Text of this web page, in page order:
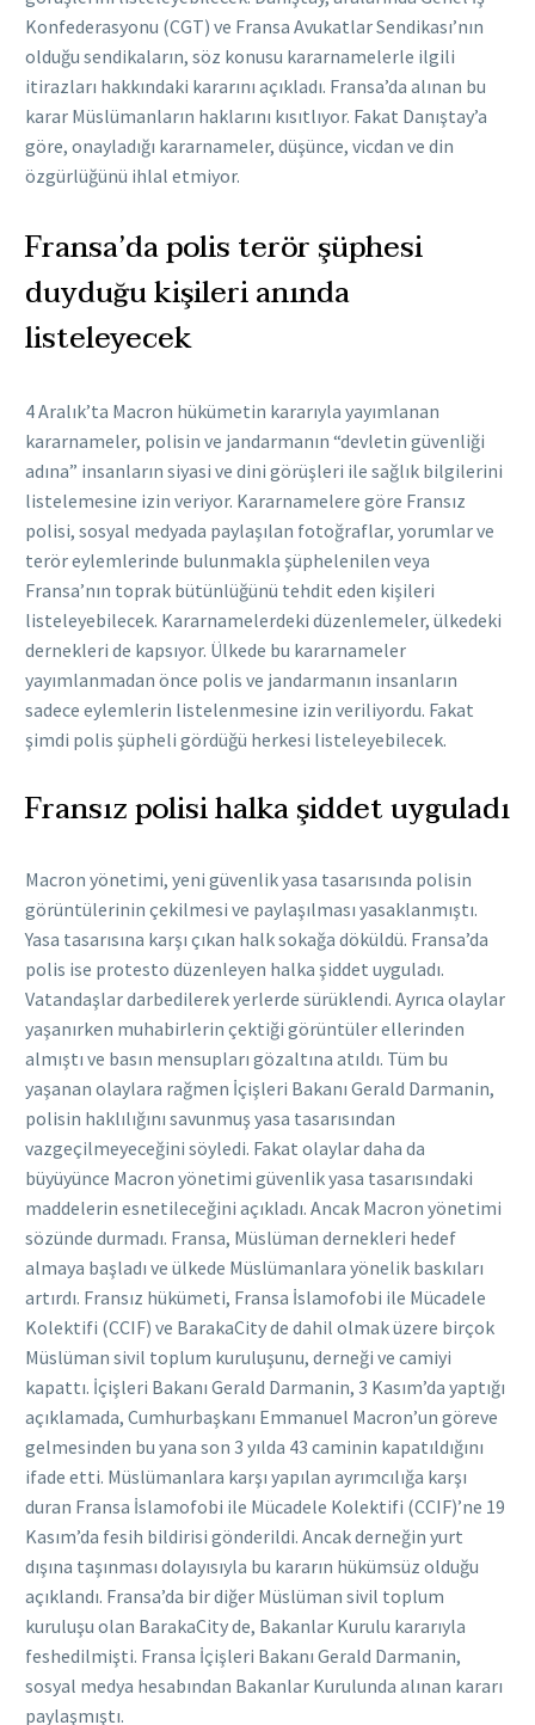
Konfederasyonu (CGT) ve Fransa Avukatlar Sendikası’nın
olduğu sendikaların, söz konusu kararnamelerle ilgili
itirazları hakkındaki kararını açıkladı. Fransa’da alınan bu
karar Müslümanların haklarını kısıtlıyor. Fakat Danıştay’a
göre, onayladığı kararnameler, düşünce, vicdan ve din
özgürlüğünü ihlal etmiyor.
Fransa’da polis terör şüphesi
duyduğu kişileri anında
listeleyecek
4 Aralık’ta Macron hükümetin kararıyla yayımlanan
kararnameler, polisin ve jandarmanın “devletin güvenliği
adına” insanların siyasi ve dini görüşleri ile sağlık bilgilerini
listelemesine izin veriyor. Kararnamelere göre Fransız
polisi, sosyal medyada paylaşılan fotoğraflar, yorumlar ve
terör eylemlerinde bulunmakla şüphelenilen veya
Fransa’nın toprak bütünlüğünü tehdit eden kişileri
listeleyebilecek. Kararnamelerdeki düzenlemeler, ülkedeki
dernekleri de kapsıyor. Ülkede bu kararnameler
yayımlanmadan önce polis ve jandarmanın insanların
sadece eylemlerin listelenmesine izin veriliyordu. Fakat
şimdi polis şüpheli gördüğü herkesi listeleyebilecek.
Fransız polisi halka şiddet uyguladı
Macron yönetimi, yeni güvenlik yasa tasarısında polisin
görüntülerinin çekilmesi ve paylaşılması yasaklanmıştı.
Yasa tasarısına karşı çıkan halk sokağa döküldü. Fransa’da
polis ise protesto düzenleyen halka şiddet uyguladı.
Vatandaşlar darbedilerek yerlerde sürüklendi. Ayrıca olaylar
yaşanırken muhabirlerin çektiği görüntüler ellerinden
almıştı ve basın mensupları gözaltına atıldı. Tüm bu
yaşanan olaylara rağmen İçişleri Bakanı Gerald Darmanin,
polisin haklılığını savunmuş yasa tasarısından
vazgeçilmeyeceğini söyledi. Fakat olaylar daha da
büyüyünce Macron yönetimi güvenlik yasa tasarısındaki
maddelerin esnetileceğini açıkladı. Ancak Macron yönetimi
sözünde durmadı. Fransa, Müslüman dernekleri hedef
almaya başladı ve ülkede Müslümanlara yönelik baskıları
artırdı. Fransız hükümeti, Fransa İslamofobi ile Mücadele
Kolektifi (CCIF) ve BarakaCity de dahil olmak üzere birçok
Müslüman sivil toplum kuruluşunu, derneği ve camiyi
kapattı. İçişleri Bakanı Gerald Darmanin, 3 Kasım’da yaptığı
açıklamada, Cumhurbaşkanı Emmanuel Macron’un göreve
gelmesinden bu yana son 3 yılda 43 caminin kapatıldığını
ifade etti. Müslümanlara karşı yapılan ayrımcılığa karşı
duran Fransa İslamofobi ile Mücadele Kolektifi (CCIF)’ne 19
Kasım’da fesih bildirisi gönderildi. Ancak derneğin yurt
dışına taşınması dolayısıyla bu kararın hükümsüz olduğu
açıklandı. Fransa’da bir diğer Müslüman sivil toplum
kuruluşu olan BarakaCity de, Bakanlar Kurulu kararıyla
feshedilmişti. Fransa İçişleri Bakanı Gerald Darmanin,
sosyal medya hesabından Bakanlar Kurulunda alınan kararı
paylaşmıştı.